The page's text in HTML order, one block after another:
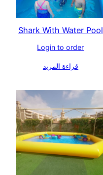
Shark With Water Pool
Login to order
قراءة المزيد